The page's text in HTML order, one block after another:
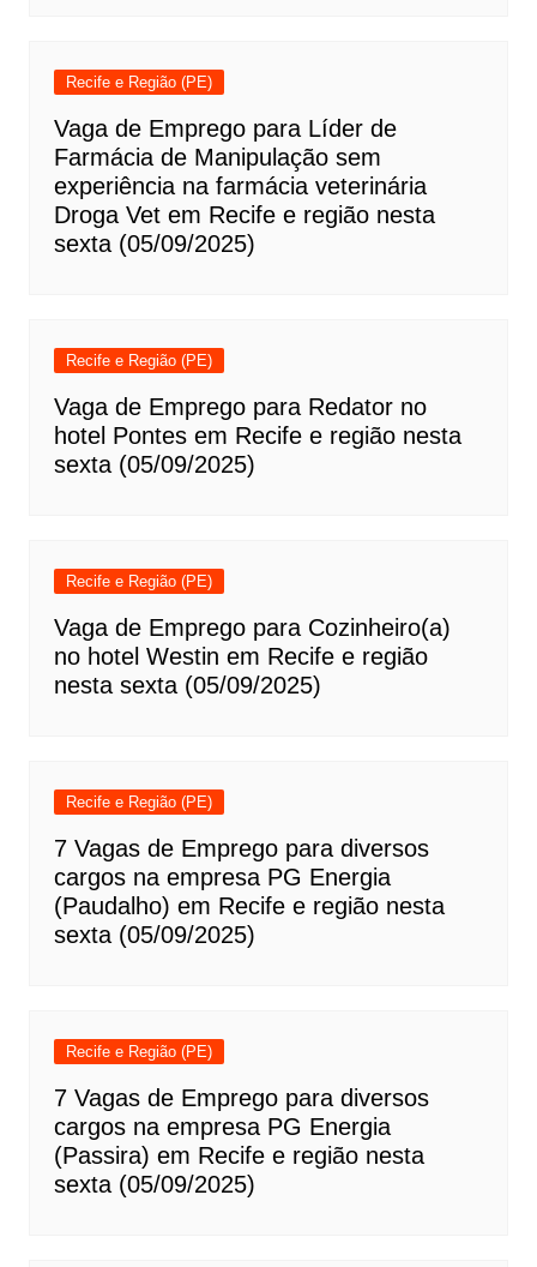
Recife e Região (PE)
Vaga de Emprego para Líder de
Farmácia de Manipulação sem
experiência na farmácia veterinária
Droga Vet em Recife e região nesta
sexta (05/09/2025)
Recife e Região (PE)
Vaga de Emprego para Redator no
hotel Pontes em Recife e região nesta
sexta (05/09/2025)
Recife e Região (PE)
Vaga de Emprego para Cozinheiro(a)
no hotel Westin em Recife e região
nesta sexta (05/09/2025)
Recife e Região (PE)
7 Vagas de Emprego para diversos
cargos na empresa PG Energia
(Paudalho) em Recife e região nesta
sexta (05/09/2025)
Recife e Região (PE)
7 Vagas de Emprego para diversos
cargos na empresa PG Energia
(Passira) em Recife e região nesta
sexta (05/09/2025)